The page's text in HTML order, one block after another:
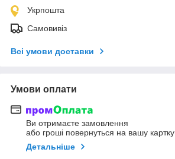
Укрпошта
Самовивіз
Всі умови доставки
Умови оплати
Ви отримаєте замовлення
або гроші повернуться на вашу картку
Детальніше